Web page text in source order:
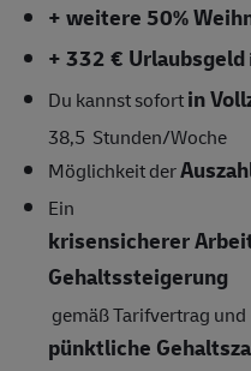
+ weitere 50%
+ 332 € Urlaubsgeld
Du kannst sofortin
38,5 Stunden/Woche
Möglichkeit der
Ein
krisensicherer
Gehaltssteigerung
gemäß Tarifvertrag und
pünktliche